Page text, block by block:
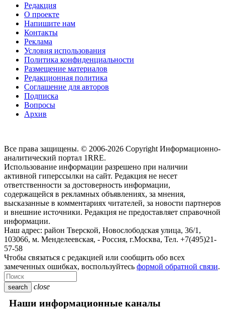
Редакция
О проекте
Напишите нам
Контакты
Реклама
Условия использования
Политика конфиденциальности
Размещение материалов
Редакционная политика
Соглашение для авторов
Подписка
Вопросы
Архив
Все права защищены. © 2006-2026 Copyright Информационно-
аналитический портал 1RRE.
Использование информации разрешено при наличии
активной гиперссылки на сайт. Редакция не несет
ответственности за достоверность информации,
содержащейся в рекламных объявлениях, за мнения,
высказанные в комментариях читателей, за новости партнеров
и внешние источники. Редакция не предоставляет справочной
информации.
Наш адрес: район Тверской, Новослободская улица, 36/1 ,
103066, м. Менделеевская, - Россия, г.Москва, Тел. +7(495)21-
57-58
Чтобы связаться с редакцией или сообщить обо всех
замеченных ошибках, воспользуйтесь формой обратной связи.
search close
Наши информационные каналы